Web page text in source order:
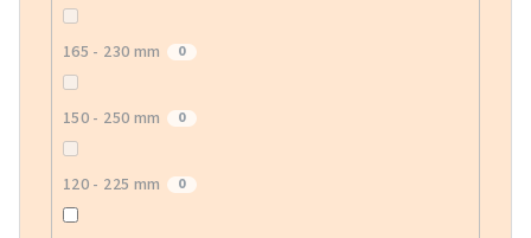
165 - 230 mm 0
150 - 250 mm 0
120 - 225 mm 0